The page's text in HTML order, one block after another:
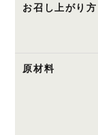
お召し上がり方
原材料